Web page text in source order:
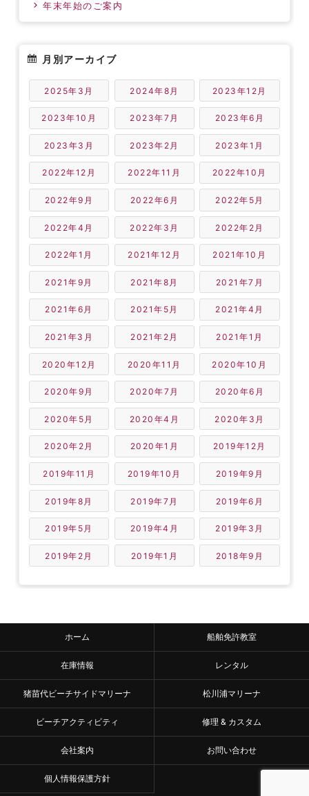
年末年始のご案内
月別アーカイブ
2025年3月 2024年8月 2023年12月
2023年10月 2023年7月 2023年6月
2023年3月 2023年2月 2023年1月
2022年12月 2022年11月 2022年10月
2022年9月 2022年6月 2022年5月
2022年4月 2022年3月 2022年2月
2022年1月 2021年12月 2021年10月
2021年9月 2021年8月 2021年7月
2021年6月 2021年5月 2021年4月
2021年3月 2021年2月 2021年1月
2020年12月 2020年11月 2020年10月
2020年9月 2020年7月 2020年6月
2020年5月 2020年4月 2020年3月
2020年2月 2020年1月 2019年12月
2019年11月 2019年10月 2019年9月
2019年8月 2019年7月 2019年6月
2019年5月 2019年4月 2019年3月
2019年2月 2019年1月 2018年9月
ホーム 船舶免許教室
在庫情報 レンタル
猪苗代ビーチサイドマリーナ 松川浦マリーナ
ビーチアクティビティ 修理 & カスタム
会社案内 お問い合わせ
個人情報保護方針